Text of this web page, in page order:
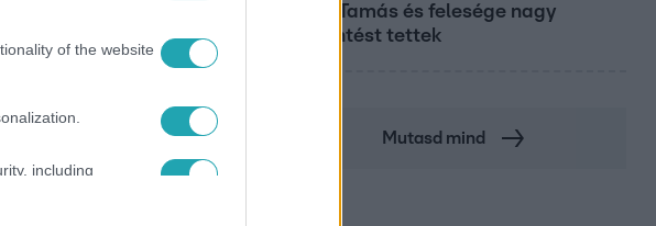
of the website
including
user protection.
RENDELET VIZSGÁLAT
Veréb Tamás és felesége nagy
bejelentést tettek
Mutasd mind